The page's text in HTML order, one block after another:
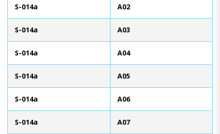
S-014a A02
S-014a A03
S-014a A04
S-014a A05
S-014a A06
S-014a A07